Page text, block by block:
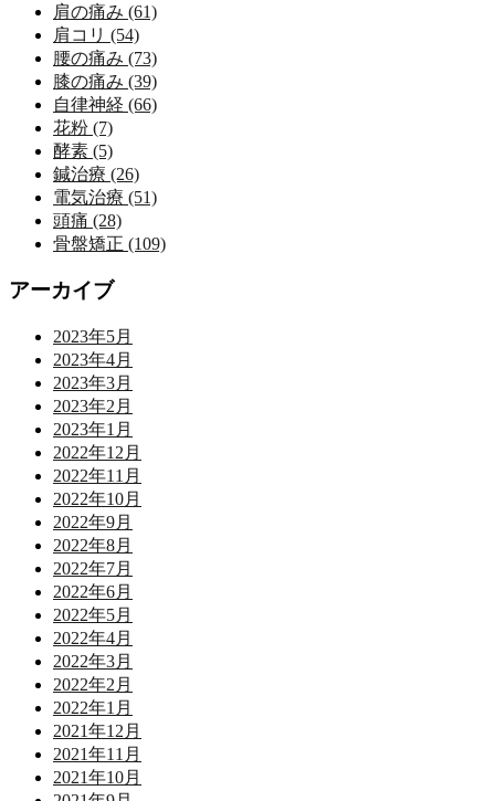
肩の痛み (61)
肩コリ (54)
腰の痛み (73)
膝の痛み (39)
自律神経 (66)
花粉 (7)
酵素 (5)
鍼治療 (26)
電気治療 (51)
頭痛 (28)
骨盤矯正 (109)
アーカイブ
2023年5月
2023年4月
2023年3月
2023年2月
2023年1月
2022年12月
2022年11月
2022年10月
2022年9月
2022年8月
2022年7月
2022年6月
2022年5月
2022年4月
2022年3月
2022年2月
2022年1月
2021年12月
2021年11月
2021年10月